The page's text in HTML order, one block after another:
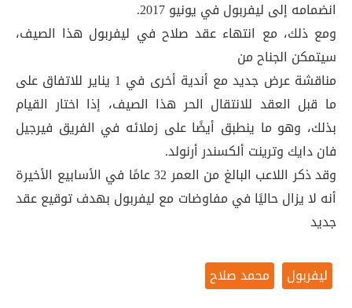
انضمامه إلى ليفربول في يونيو 2017.
ومع ذلك، مع انتهاء عقد صلاح في ليفربول هذا الصيف،
سيتمكن الجناح من
مناقشة عرض جديد مع أندية أخرى في 1 يناير للاتفاق على
ما قبل العقد للانتقال الحر هذا الصيف، إذا اختار القيام
بذلك، وهو ما ينطبق أيضًا على زملائه في الفريق فيرجيل
فان دايك وترينت ألكسندر أرنولد.
وقد ذكر اللاعب البالغ من العمر 32 عامًا في الأسابيع الأخيرة
أنه لا يزال حاليًا في مفاوضات مع ليفربول بهدف توقيع عقد
جديد
ليفربول محمد صلاح